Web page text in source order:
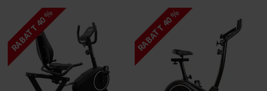
RABATT 40 % RABATT 40 %